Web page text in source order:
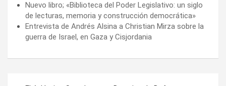
Nuevo libro; «Biblioteca del Poder Legislativo: un siglo
de lecturas, memoria y construcción democrática»
Entrevista de Andrés Alsina a Christian Mirza sobre la
guerra de Israel, en Gaza y Cisjordania